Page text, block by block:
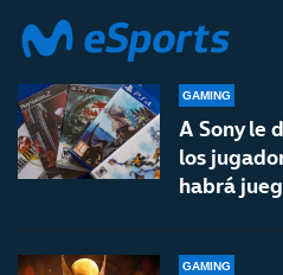
SONY
GAMING
A Sony le
los
habrá
GAMING